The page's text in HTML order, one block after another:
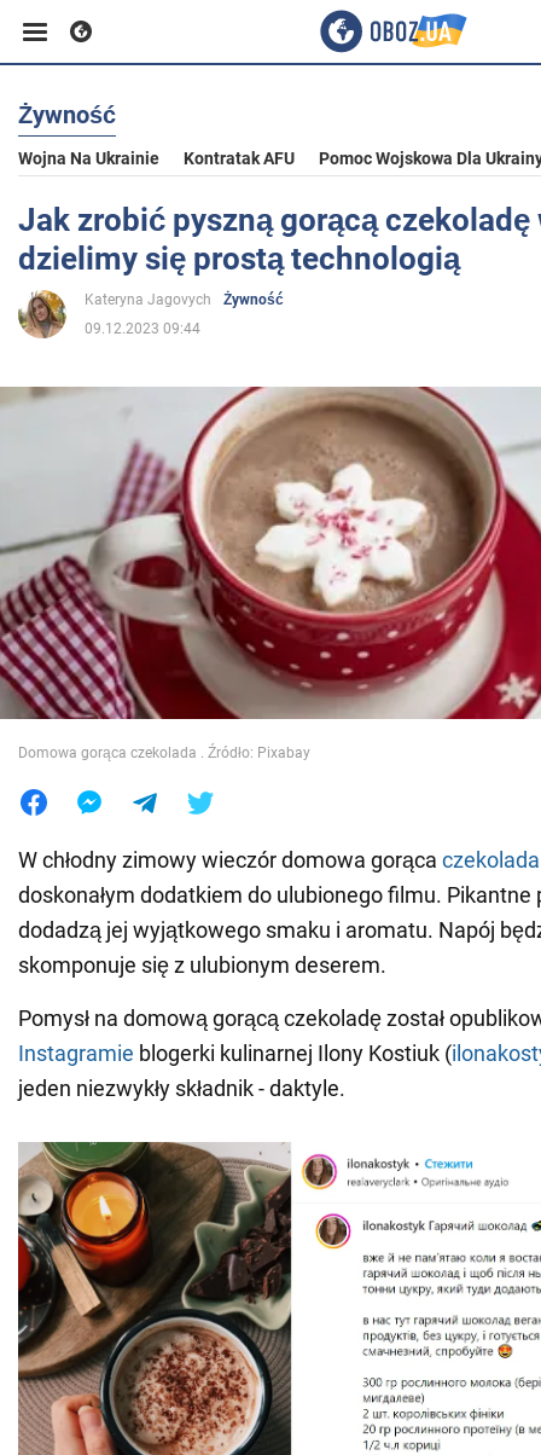
Biznes
Sport
Rozrywka
Społeczeństwo
Wojna na Ukrainie
Świat
Jedzenie
Żywność
Wojna Na Ukrainie Kontratak AFU Pomoc Wojskowa Dla
Jak zrobić pyszną gorącą czekoladę
dzielimy się prostą technologią
Kateryna Jagovych
Żywność
09.12.2023 09:44
Domowa gorąca czekolada . Źródło: Pixabay
W chłodny zimowy wieczór domowa gorąca czekolada
doskonałym dodatkiem do ulubionego filmu. Pikantne
dodadzą jej wyjątkowego smaku i aromatu. Napój
skomponuje się z ulubionym deserem.
Pomysł na domową gorącą czekoladę został
Instagramie blogerki kulinarnej Ilony Kostiuk (
jeden niezwykły składnik - daktyle.